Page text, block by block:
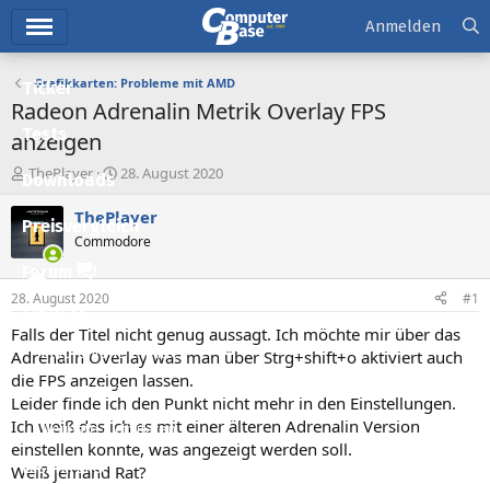
Ticker
Tests
Downloads
Preisvergleich
Forum
Aktuelles
Empfohlene Inhalte
Neue Beiträge
Neueste Aktivitäten
Leserartikel
Anmelden
Grafikkarten: Probleme mit AMD
Radeon Adrenalin Metrik Overlay FPS
anzeigen
E
r
s
t
e
e
r
ThePlayer
E
s
e
t
a
m
28. August 2020
ThePlayer
Commodore
28. August 2020 #1
Falls der Titel nicht genug aussagt. Ich möchte mir über das
Adrenalin Overlay was man über Strg+shift+o aktiviert auch
die FPS anzeigen lassen.
Leider finde ich den Punkt nicht mehr in den Einstellungen.
Ich weiß das ich es mit einer älteren Adrenalin Version
einstellen konnte, was angezeigt werden soll.
Weiß jemand Rat?